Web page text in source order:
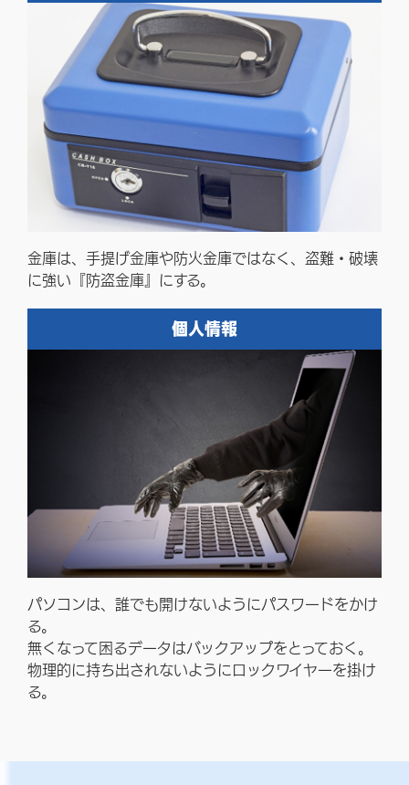
金庫は、手提げ金庫や防火金庫ではなく、盗難・破壊
に強い『防盗金庫』にする。
個人情報
パソコンは、誰でも開けないようにパスワードをかけ
る。
無くなって困るデータはバックアップをとっておく。
物理的に持ち出されないようにロックワイヤーを掛け
る。